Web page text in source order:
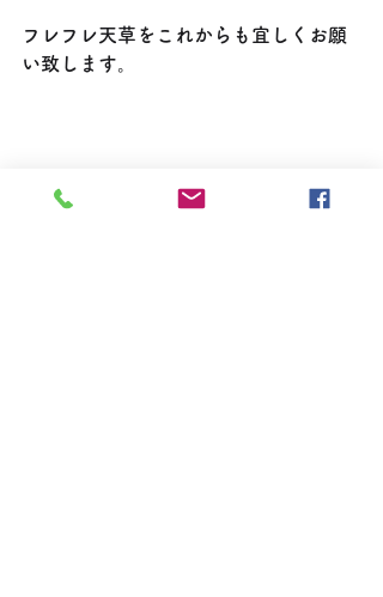
フレフレ天草をこれからも宜しくお願
い致します。